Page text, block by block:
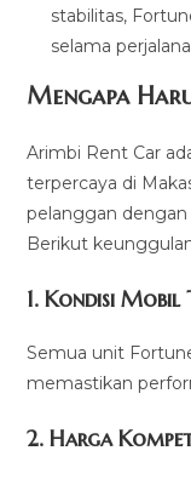
stabilitas,
selama
Mengapa
Arimbi Rent Car
terpercaya di
pelanggan
Berikut
1.Kondisi Mobil
Semua unit
memastikan
2.Harga